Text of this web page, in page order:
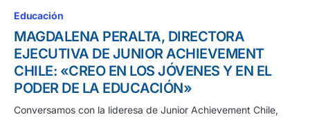
Educación
MAGDALENA PERALTA, DIRECTORA
EJECUTIVA DE JUNIOR ACHIEVEMENT
CHILE: «CREO EN LOS JÓVENES Y EN EL
PODER DE LA EDUCACIÓN»
Conversamos con la lideresa de Junior Achievement Chile,